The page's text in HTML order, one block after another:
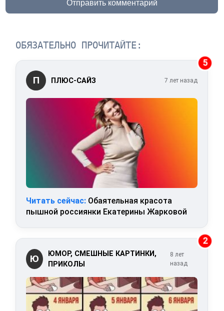
Отправить комментарий
ОБЯЗАТЕЛЬНО ПРОЧИТАЙТЕ:
5
П ПЛЮС-САЙЗ 7 лет назад
Читать сейчас: Обаятельная красота
пышной россиянки Екатерины Жарковой
2
Ю
ЮМОР, СМЕШНЫЕ КАРТИНКИ,
ПРИКОЛЫ
8 лет
назад